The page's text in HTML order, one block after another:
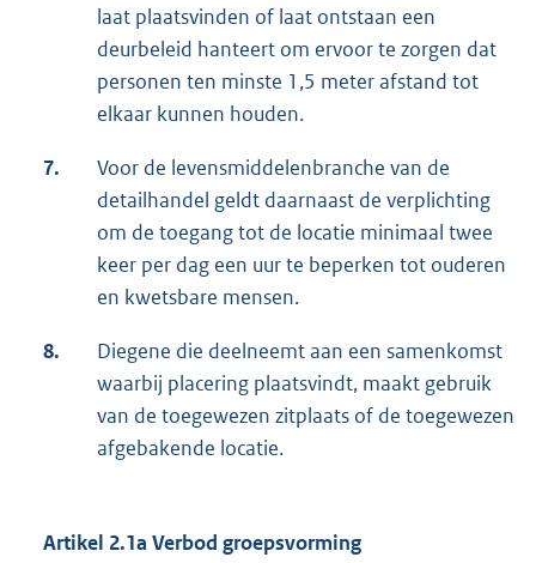
laat plaatsvinden of laat ontstaan een
deurbeleid hanteert om ervoor te zorgen dat
personen ten minste 1,5 meter afstand tot
elkaar kunnen houden.
7.
Voor de levensmiddelenbranche van de
detailhandel geldt daarnaast de verplichting
om de toegang tot de locatie minimaal twee
keer per dag een uur te beperken tot ouderen
en kwetsbare mensen.
8.
Diegene die deelneemt aan een samenkomst
waarbij placering plaatsvindt, maakt gebruik
van de toegewezen zitplaats of de toegewezen
afgebakende locatie.
Artikel 2.1a Verbod groepsvorming